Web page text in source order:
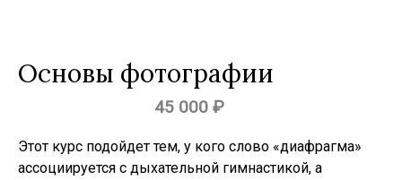
Основы фотографии
45 000 ₽
Этот курс подойдет тем, у кого слово «диафрагма»
ассоциируется с дыхательной гимнастикой, а